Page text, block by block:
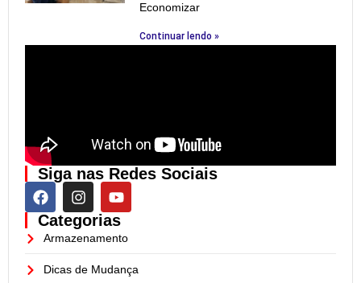
Economizar
Continuar lendo »
Siga nas Redes Sociais
Categorias
Armazenamento
Dicas de Mudança